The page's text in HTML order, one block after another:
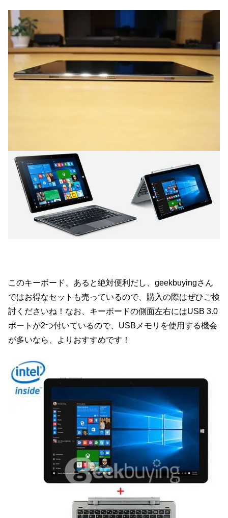
このキーボード、あると絶対便利だし、geekbuyingさん
ではお得なセットも売っているので、購入の際はぜひご検
討くださいね！なお、キーボードの側面左右にはUSB 3.0
ポートが2つ付いているので、USBメモリを使用する機会
が多いなら、よりおすすめです！